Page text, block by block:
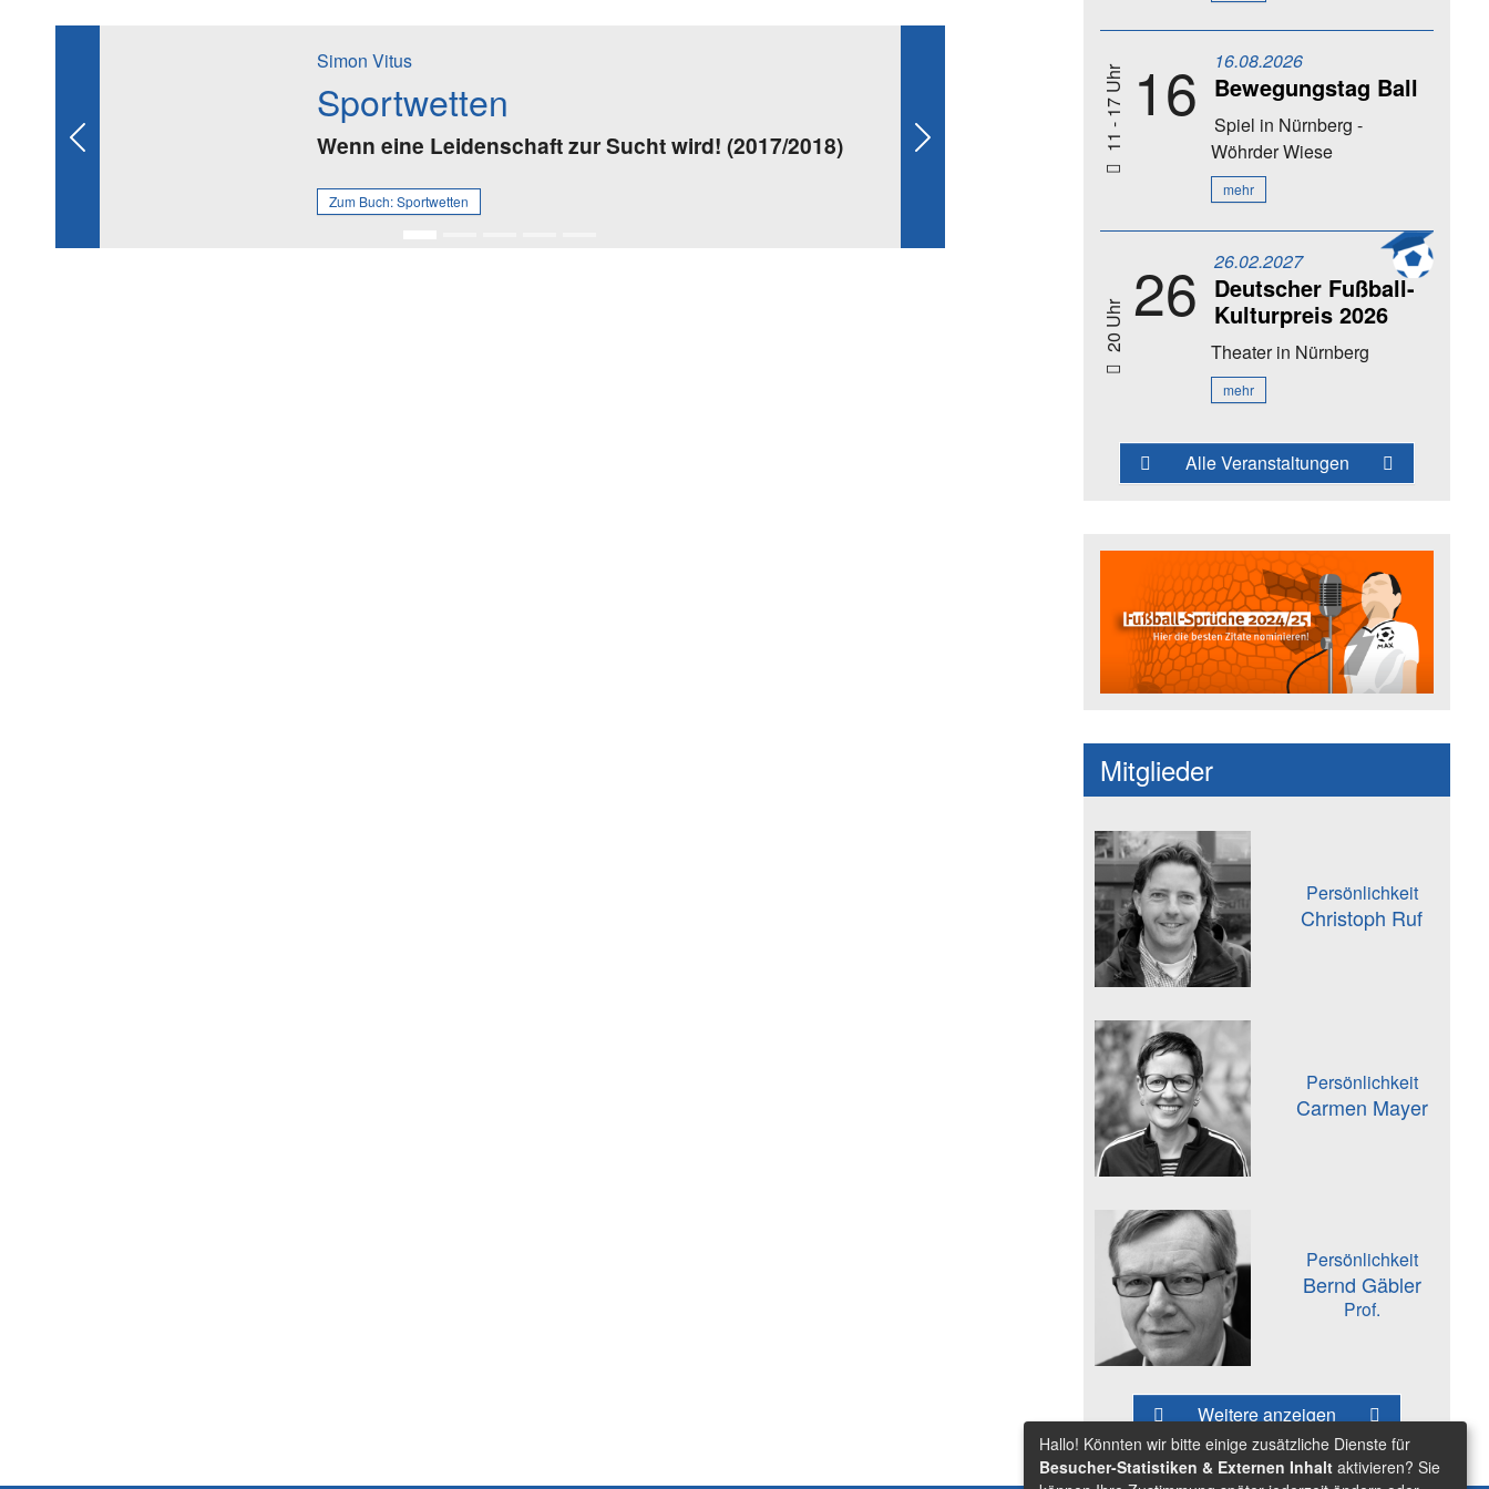
Simon Vitus
Sportwetten
Wenn eine Leidenschaft zur Sucht wird! (2017/2018)
Zum Buch:Sportwetten
Previous Next 11 - 17 Uhr 16 16.08.2026
Bewegungstag Ball
Spiel in Nürnberg -
Wöhrder Wiese
mehr
20 Uhr 26 26.02.2027
Deutscher Fußball-
Kulturpreis 2026
Theaterin Nürnberg
mehr
Alle Veranstaltungen
Fußballspruch des Jahres:
Mitglieder
Persönlichkeit
Christoph Ruf
Persönlichkeit
Carmen Mayer
Persönlichkeit
Bernd Gäbler
Prof.
Weitere anzeigen
Hallo! Könnten wir bitte einige zusätzliche Dienste für
Besucher-Statistiken & Externen Inhalt aktivieren? Sie